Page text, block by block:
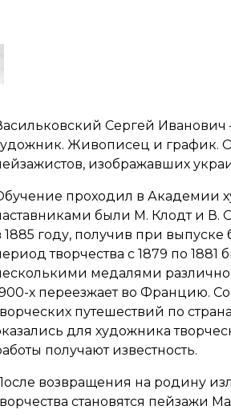
Сергей Иванович
Живописец и график.
изображавших
проходил в Академии
были М. Клодт и В.
1885 году, получив при
творчества с 1879 по
медалями
х переезжает во Францию.
путешествий по
для художника
получают известность.
возвращения на родину
становятся пейзажи